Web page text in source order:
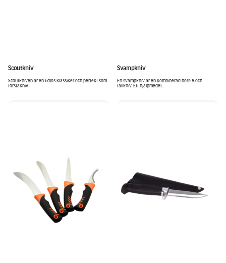
Scoutkniv
Scoutkniven är en tidlös klassiker och perfekt som
förstakniv.
Svampkniv
En svampkniv är en kombinerad borste och
fällkniv. Ett hjälpmedel...